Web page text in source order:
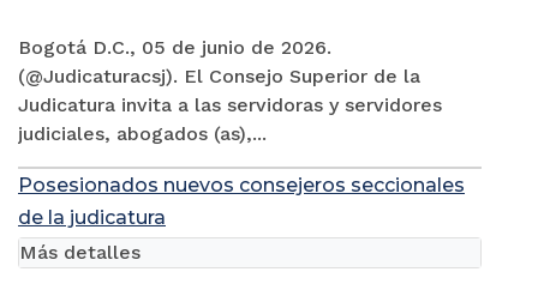
Bogotá D.C., 05 de junio de 2026.
(@Judicaturacsj). El Consejo Superior de la
Judicatura invita a las servidoras y servidores
judiciales, abogados (as),...
Posesionados nuevos consejeros seccionales
de la judicatura
Más detalles